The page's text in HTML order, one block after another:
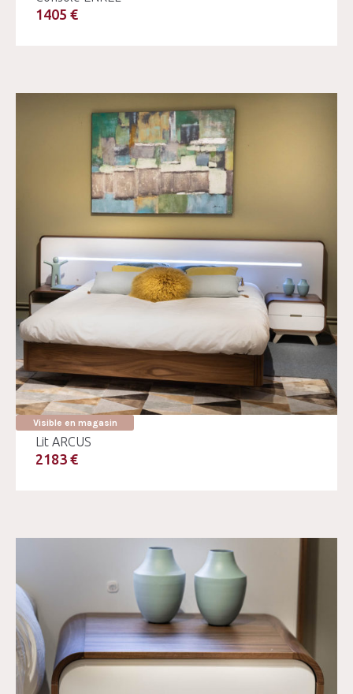
1405 €
Visible en magasin
Lit ARCUS
2183 €